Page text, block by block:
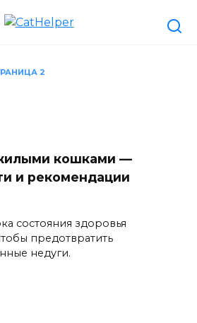
2
кошками —
и рекомендации
состояния здоровья
предотвратить
недуги.